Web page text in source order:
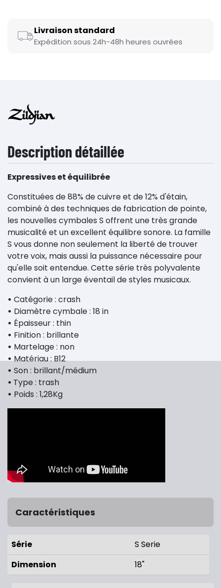
Livraison standard
Expédition sous 24h-48h heures ouvrées
Description détaillée
Expressives et équilibrée
Constituées de 88% de cuivre et de 12% d'étain,
combiné à des techniques de fabrication de pointe,
les nouvelles cymbales S offrent une très grande
musicalité et un excellent équilibre sonore. La famille
S vous donne non seulement la liberté de trouver
votre voix, mais aussi la puissance nécessaire pour
qu'elle soit entendue. Cette série très polyvalente
convient à un large éventail de styles musicaux.
• Catégorie : crash
• Diamètre cymbale : 18 in
• Épaisseur : thin
• Finition : brillante
• Martelage : non
•Matériau : B12
• Son : brillant/médium
• Type : trash
• Poids : 1,28Kg
Caractéristiques
Série
S Serie
Dimension
18"